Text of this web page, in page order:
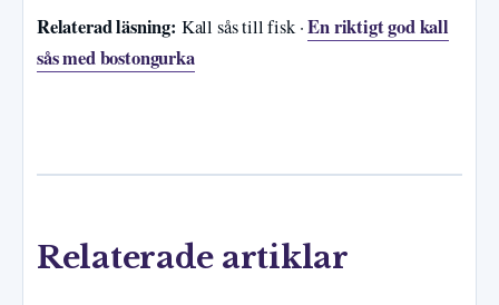
Relaterad läsning: Kall sås till fisk ·En riktigt god kall
sås med bostongurka
Relaterade artiklar